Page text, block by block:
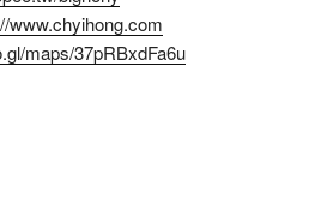
www.chyihong.com
maps/37pRBxdFa6u